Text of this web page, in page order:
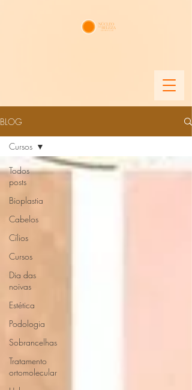
BLOG
Todos
posts
Bioplastia
Cabelos
Cílios
Cursos
Dia das
noivas
Estética
Podologia
Sobrancelhas
Tratamento
ortomolecular
Cursos